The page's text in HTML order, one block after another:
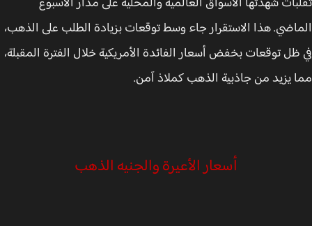
هذا الاستقرار جاء وسط توقعات بزيادة الطلب على الذهب،
توقعات بخفض أسعار الفائدة الأمريكية خلال الفترة المقبلة،
يزيد من جاذبية الذهب كملاذ آمن.
أسعار الأعيرة والجنيه الذهب